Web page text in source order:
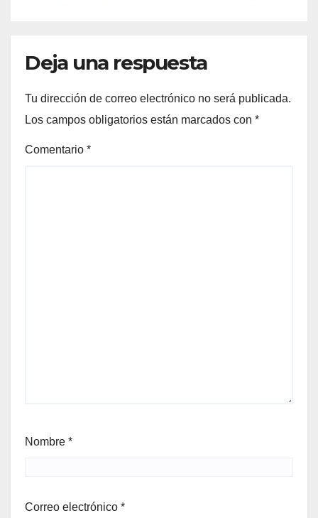
Deja una respuesta
Tu dirección de correo electrónico no será publicada.
Los campos obligatorios están marcados con *
Comentario *
Nombre *
Correo electrónico *